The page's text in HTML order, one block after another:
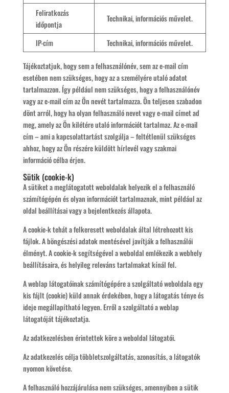
Feliratkozás
időpontja
Technikai, információs művelet.
IP-cím Technikai, információs művelet.
Tájékoztatjuk, hogy sem a felhasználónév, sem az e-mail cím
esetében nem szükséges, hogy az a személyére utaló adatot
tartalmazzon. Így például nem szükséges, hogy a felhasználónév
vagy az e-mail cím az Ön nevét tartalmazza. Ön teljesen szabadon
dönt arról, hogy ha olyan felhasználó nevet vagy e-mail címet ad
meg, amely az Ön kilétére utaló információt tartalmaz. Az e-mail
cím – ami a kapcsolattartást szolgálja – feltétlenül szükséges
ahhoz, hogy az Ön részére küldött hírlevél vagy szakmai
információ célba érjen.
Sütik (cookie-k)
A sütiket a meglátogatott weboldalak helyezik el a felhasználó
számítógépén és olyan információt tartalmaznak, mint például az
oldal beállításai vagy a bejelentkezés állapota.
A cookie-k tehát a felkeresett weboldalak által létrehozott kis
fájlok. A böngészési adatok mentésével javítják a felhasználói
élményt. A cookie-k segítségével a weboldal emlékezik a webhely
beállításaira, és helyileg releváns tartalmakat kínál fel.
A weblap látogatóinak számítógépére a szolgáltató weboldala egy
kis fájlt (cookie) küld annak érdekében, hogy a látogatás ténye és
ideje megállapítható legyen. Erről a szolgáltató a weblap
látogatóját tájékoztatja.
Az adatkezelésben érintettek köre a weboldal látogatói.
Az adatkezelés célja többletszolgáltatás, azonosítás, a látogatók
nyomon követése.
A felhasználó hozzájárulása nem szükséges, amennyiben a sütik